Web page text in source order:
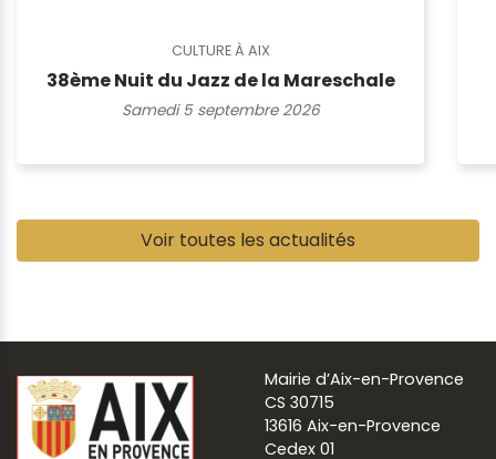
CULTURE À AIX
38ème Nuit du Jazz de la Mareschale
Samedi 5 septembre 2026
Voir toutes les actualités
Mairie d’Aix-en-Provence
CS 30715
13616 Aix-en-Provence
Cedex 01